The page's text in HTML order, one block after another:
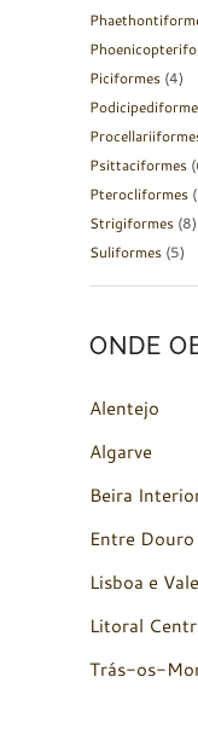
Piciformes (4)
Psittaciformes
Pterocliformes
Strigiformes (8)
Suliformes (5)
ONDE
Alentejo
Algarve
Beira
Entre
Lisboa e
Litoral
Trás-os-